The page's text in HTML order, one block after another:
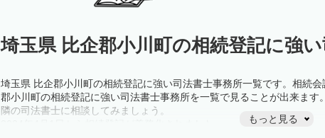
埼玉県 比企郡小川町の相続登記に強
埼玉県 比企郡小川町の相続登記に強い司法書士事務所一覧です。相続
郡小川町の相続登記に強い司法書士事務所を一覧で見ることが出来ま
隣の司法書士に相談してみましょう。
もっと見る